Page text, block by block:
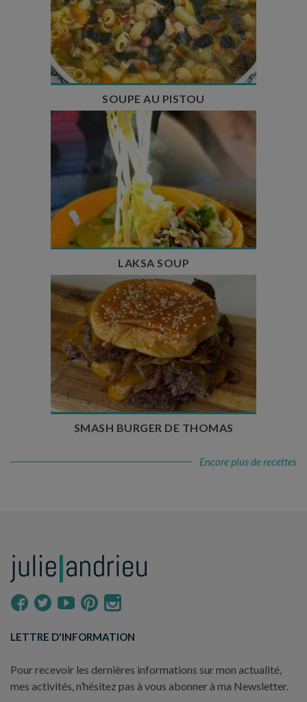
Temps de préparation : 35 min
Temps de cuisson : 1h15
Nombre de couverts : 8
SOUPE AU PISTOU
Temps de préparation : 40 min
Temps de cuisson : 25 min
Nombre de couverts : 4
LAKSA SOUP
Temps de préparation : 20 min
Temps de cuisson : 5 à 10 min
Nombre de couverts : 4
SMASH BURGER DE THOMAS
Encore plus de recettes
LETTRE D'INFORMATION
Pour recevoir les dernières informations sur mon actualité,
mes activités, n’hésitez pas à vous abonner à ma Newsletter.